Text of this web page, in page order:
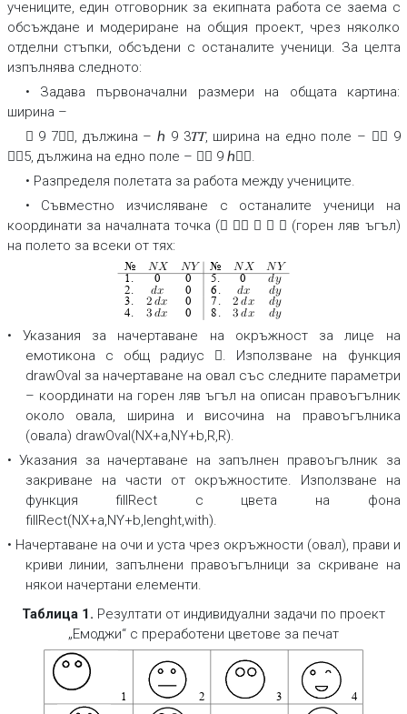
учениците, един отговорник за екипната работа се заема с
обсъждане и модериране на общия проект, чрез няколко
отделни стъпки, обсъдени с останалите ученици. За целта
изпълнява следното:
• Задава първоначални размери на общата картина:
ширина –
 9 7𝑇𝑇
дължина – ℎ 9 3𝑇𝑇, ширина на едно поле –  9
𝑅5, дължина на едно поле –  9 ℎ𝑅𝑉
• Разпределя полетата за работа между учениците.
• Съвместно изчисляване с останалите ученици на
координати за началната точка ( 𝑃   𝑁 (горен ляв ъгъл)
на полето за всеки от тях:
№   №  
1. 0 0 5. 0 
2.  0 6.  
3. 2 0 7. 2 
4. 3 0 8. 3 
• Указания за начертаване на окръжност за лице на
емотикона с общ радиус . Използване на функция
drawOval за начертаване на овал със следните параметри
– координати на горен ляв ъгъл на описан правоъгълник
около овала, ширина и височина на правоъгълника
(овала) drawOval(NX+a,NY+b,R,R).
• Указания за начертаване на запълнен правоъгълник за
закриване на части от окръжностите. Използване на
функция fillRect с цвета на фона
fillRect(NX+a,NY+b,lenght,with).
• Начертаване на очи и уста чрез окръжности (овал), прави и
криви линии, запълнени правоъгълници за скриване на
някои начертани елементи.
Таблица 1. Резултати от индивидуални задачи по проект
„Емоджи“ с преработени цветове за печат
1 2 3 4